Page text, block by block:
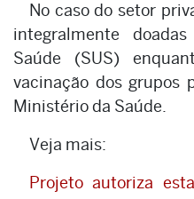
No caso do setor
integralmente
Saúde (SUS)
vacinação dos grupos
Ministério da Saúde.
Veja mais:
Projeto autoriza